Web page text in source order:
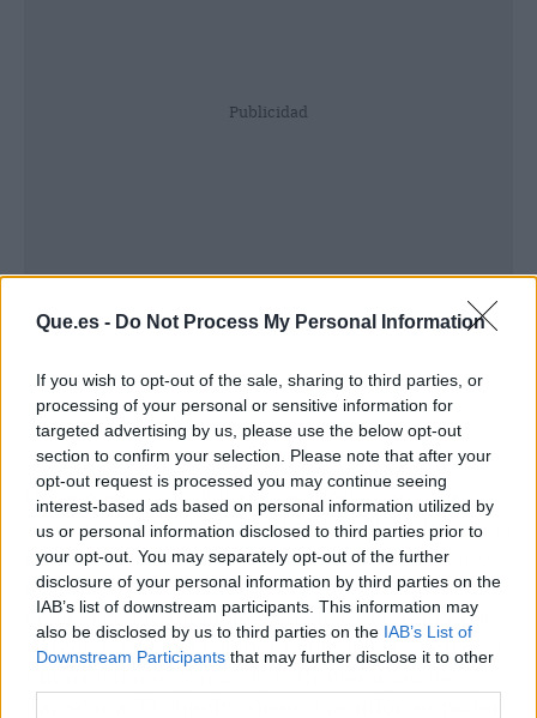
Que.es - Do Not Process My Personal Information
If you wish to opt-out of the sale, sharing to third parties, or
processing of your personal or sensitive information for
targeted advertising by us, please use the below opt-out
section to confirm your selection. Please note that after your
opt-out request is processed you may continue seeing
interest-based ads based on personal information utilized by
us or personal information disclosed to third parties prior to
your opt-out. You may separately opt-out of the further
disclosure of your personal information by third parties on the
IAB’s list of downstream participants. This information may
also be disclosed by us to third parties on the IAB’s List of
Downstream Participants that may further disclose it to other
Publicidad
Un año más, se celebrará el Workshop sobre la
Transferencia del Conocimiento Científico en la
Distrofia Muscular de Duchenne, que este año
alcanza su 10ª edición. El evento tendrá lugar
en la Facultad de Biología de la Universidad de
Barcelona, con la colaboración de la Cátedra de